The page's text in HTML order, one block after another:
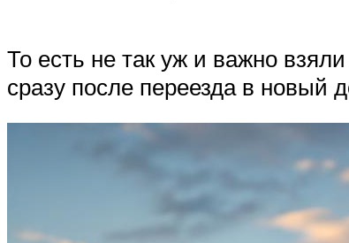
То есть не так уж и важно
сразу после переезда в новый